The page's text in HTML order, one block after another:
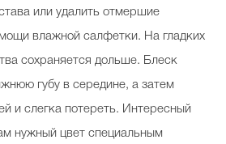
или удалить отмершие
влажной салфетки. На гладких
сохраняется дольше. Блеск
губу в середине, а затем
и слегка потереть. Интересный
нужный цвет специальным